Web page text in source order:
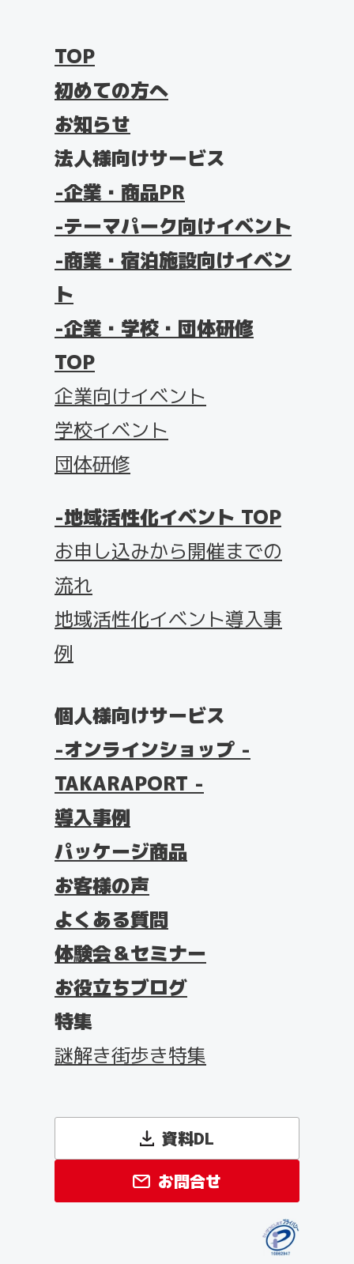
TOP
初めての方へ
お知らせ
法人様向けサービス
企業・商品PR
テーマパーク向けイベント
商業・宿泊施設向けイベン
ト
企業・学校・団体研修
TOP
企業向けイベント
学校イベント
団体研修
地域活性化イベント TOP
お申し込みから開催までの
流れ
地域活性化イベント導入事
例
個人様向けサービス
オンラインショップ -
TAKARAPORT -
導入事例
パッケージ商品
お客様の声
よくある質問
体験会＆セミナー
お役立ちブログ
特集
謎解き街歩き特集
資料DL
お問合せ